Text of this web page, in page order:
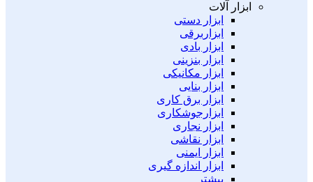
ابزار آلات
ابزار دستی
ابزاربرقی
ابزار بادی
ابزار بنزینی
ابزار مکانیکی
ابزار بنایی
ابزار برق کاری
ابزارجوشکاری
ابزار نجاری
ابزار نقاشی
ابزار ایمنی
ابزار اندازه گیری
بیشتر